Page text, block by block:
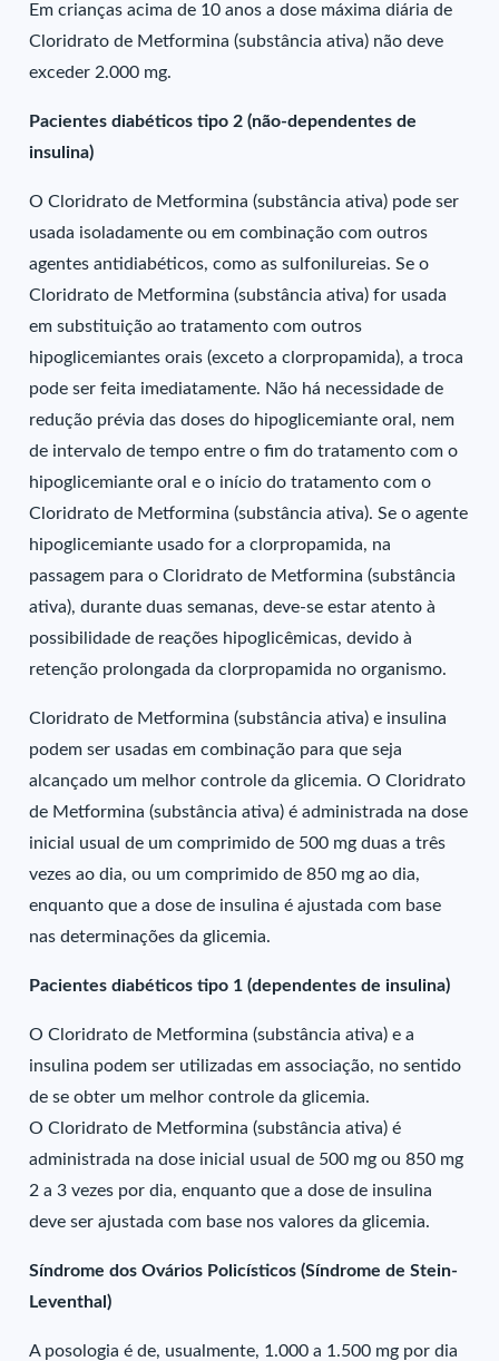
Em crianças acima de 10 anos a dose máxima diária de
Cloridrato de Metformina (substância ativa) não deve
exceder 2.000 mg.
Pacientes diabéticos tipo 2 (não-dependentes de
insulina)
O Cloridrato de Metformina (substância ativa) pode ser
usada isoladamente ou em combinação com outros
agentes antidiabéticos, como as sulfonilureias. Se o
Cloridrato de Metformina (substância ativa) for usada
em substituição ao tratamento com outros
hipoglicemiantes orais (exceto a clorpropamida), a troca
pode ser feita imediatamente. Não há necessidade de
redução prévia das doses do hipoglicemiante oral, nem
de intervalo de tempo entre o fim do tratamento com o
hipoglicemiante oral e o início do tratamento com o
Cloridrato de Metformina (substância ativa). Se o agente
hipoglicemiante usado for a clorpropamida, na
passagem para o Cloridrato de Metformina (substância
ativa), durante duas semanas, deve-se estar atento à
possibilidade de reações hipoglicêmicas, devido à
retenção prolongada da clorpropamida no organismo.
Cloridrato de Metformina (substância ativa) e insulina
podem ser usadas em combinação para que seja
alcançado um melhor controle da glicemia. O Cloridrato
de Metformina (substância ativa) é administrada na dose
inicial usual de um comprimido de 500 mg duas a três
vezes ao dia, ou um comprimido de 850 mg ao dia,
enquanto que a dose de insulina é ajustada com base
nas determinações da glicemia.
Pacientes diabéticos tipo 1 (dependentes de insulina)
O Cloridrato de Metformina (substância ativa) e a
insulina podem ser utilizadas em associação, no sentido
de se obter um melhor controle da glicemia.
O Cloridrato de Metformina (substância ativa) é
administrada na dose inicial usual de 500 mg ou 850 mg
2 a 3 vezes por dia, enquanto que a dose de insulina
deve ser ajustada com base nos valores da glicemia.
Síndrome dos Ovários Policísticos (Síndrome de Stein-
Leventhal)
A posologia é de, usualmente, 1.000 a 1.500 mg por dia